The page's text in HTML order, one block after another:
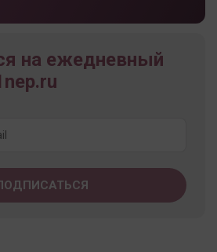
на ежедневный